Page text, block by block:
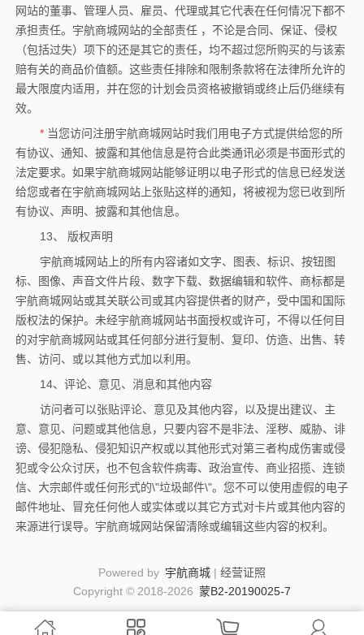
网站的董事、管理人员、雇员、代理或其它代表在任何情况下都不
承担责任。宇航商城网站的全部责任 ，不论是合同、保证、侵权
（包括过失）项下的还是其它的责任，均不超过您所购买的与该索
赔有关的商品价值额。这些责任排除和限制条款将在法律所允许的
最大限度内适用，并在您的计划会员资格被撤销或终止后仍继续有
效。
* 当您访问注册宇航商城网站时我们用电子方式提供给您的所
有协议、通知、披露和其他信息是符合此类通讯必须是书面形式的
法定要求。如果宇航商城网站能够证明以电子形式的信息已经发送
给您或者在宇航商城网站上张贴这样的通知，将被视为您已收到所
有协议、声明、披露和其他信息。
13、 版权声明
宇航商城网站上的所有内容诸如文字、图表、标识、按钮图
标、图像、声音文件片段、数字下载、数据编辑和软件、商标都是
宇航商城网站或其关联公司或其内容提供者的财产，受中国和国际
版权法的保护。未经宇航商城网站书面授权或许可，不得以任何目
的对宇航商城网站或其任何部分进行复制、复印、仿造、出售、转
售、访问、或以其他方式加以利用。
14、评论、意见、消息和其他内容
访问者可以张贴评论、意见及其他内容，以及提出建议、主
意、意见、问题或其他信息，只要内容不是非法、淫秽、威胁、诽
谤、侵犯隐私、侵犯知识产权或以其他形式对第三者构成伤害或侵
犯或令公众讨厌，也不包含软件病毒、政治宣传、商业招揽、连锁
信、大宗邮件或任何形式的\"垃圾邮件\"。您不可以使用虚假的电子
邮件地址、冒充任何他人或实体或以其它方式对卡片或其他内容的
来源进行误导。宇航商城网站保留清除或编辑这些内容的权利。
Powered by 宇航商城 | 经营证照
Copyright © 2018-2026 蒙B2-20190025-7
   